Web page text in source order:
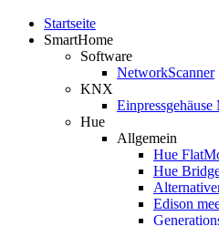
Startseite
SmartHome
Software
NetworkScanner
KNX
Hue
Allgemein
Hue
Hue
Edison